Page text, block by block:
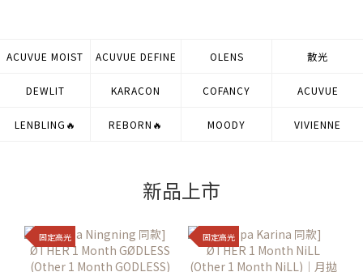
ACUVUE MOIST ACUVUE DEFINE OLENS 散光
DEWLIT KARACON COFANCY ACUVUE
LENBLING🔥 REBORN🔥 MOODY VIVIENNE
新品上市
固定高光 固定高光